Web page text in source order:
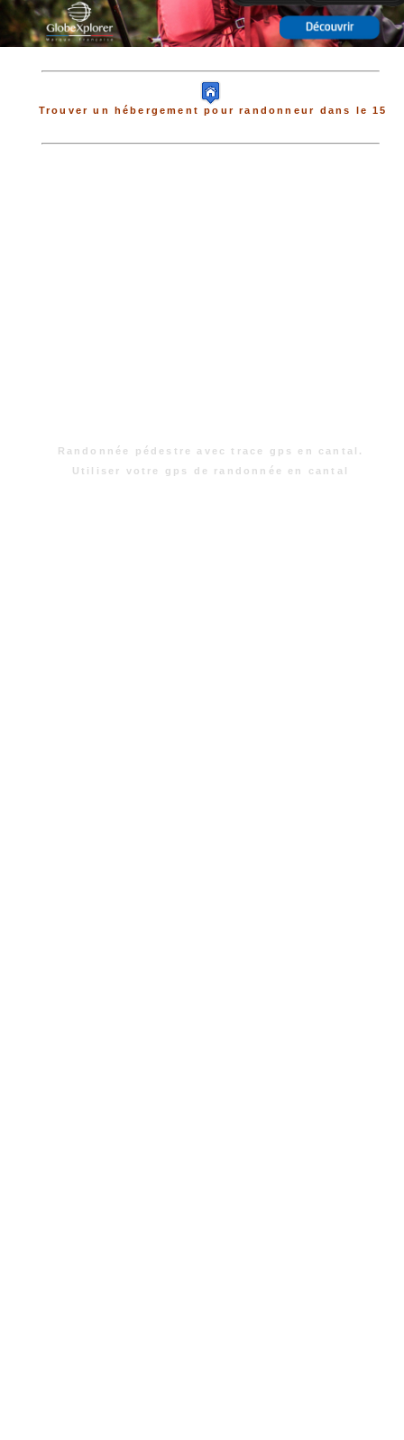
Trouver un hébergement pour randonneur dans le 15
Randonnée pédestre avec trace gps en cantal.
Utiliser votre gps de randonnée en cantal